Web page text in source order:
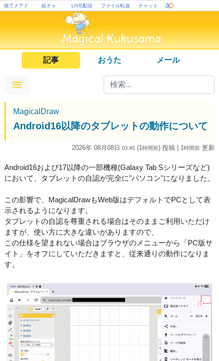
捨てメアド 絵チャ LIVE配信 ファイル転送 チャット
記事 おうた メール
MagicalDraw
Android16以降のタブレットの動作について
2026年 08月08日 03:45 (1 時間前) 投稿 | 1 時間前 更新
Android16および17以降の一部機種(Galaxy Tab Sシリーズなど)
において、タブレットの自認が完全に"パソコン"になりました。
この影響で、MagicalDrawもWeb版はデフォルトでPCとして表
示されるようになります。
タブレットの自認を尊重される場合はそのままご利用いただけ
ますが、使い方に大きな違いがありますので、
この仕様を望まれない場合はブラウザのメニューから「PC版サ
イト」をオフにしていただきますと、従来通りの動作になりま
す。